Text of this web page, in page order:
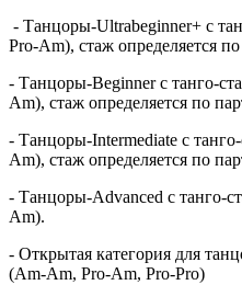
- Танцоры-Ultrabeginner+ с
Pro-Am), стаж определяется
- Танцоры-Beginner с танго-
Am), стаж определяется по
- Танцоры-Intermediate с
Am), стаж определяется по
- Танцоры-Advanced с танго-
Am).
- Открытая категория для
(Am-Am, Pro-Am, Pro-Pro)